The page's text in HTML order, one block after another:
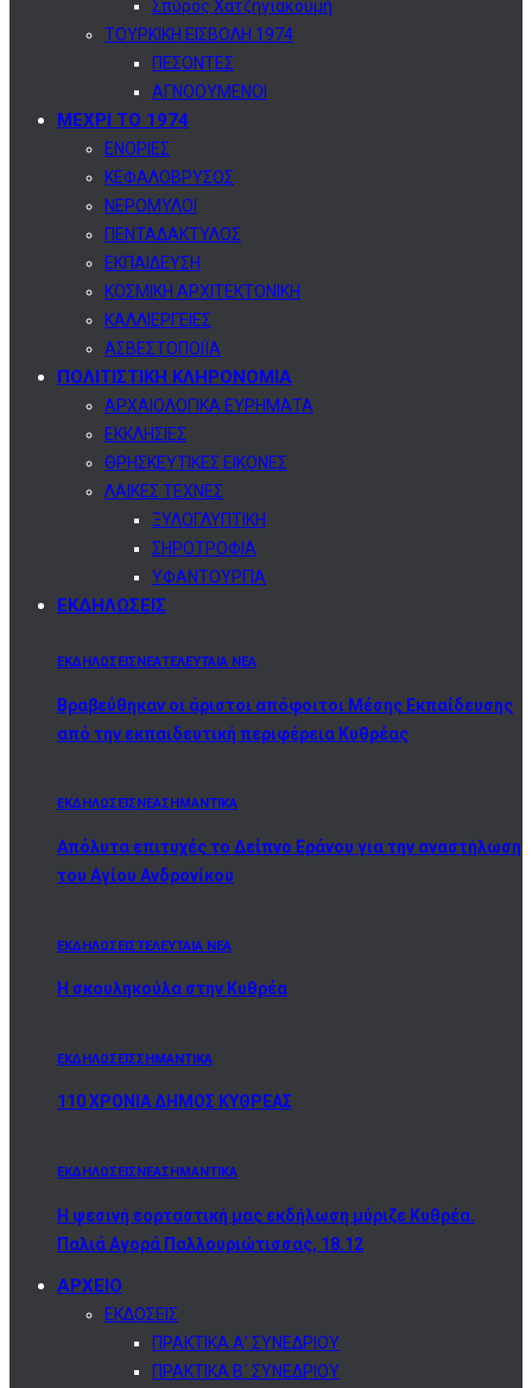
Σπύρος Χατζηγιακουμή
ΤΟΥΡΚΙΚΗ ΕΙΣΒΟΛΗ 1974
ΠΕΣΟΝΤΕΣ
ΑΓΝΟΟΥΜΕΝΟΙ
ΜΕΧΡΙ ΤΟ 1974
ΕΝΟΡΙΕΣ
ΚΕΦΑΛΟΒΡΥΣΟΣ
ΝΕΡΟΜΥΛΟΙ
ΠΕΝΤΑΔΑΚΤΥΛΟΣ
ΕΚΠΑΙΔΕΥΣΗ
ΚΟΣΜΙΚΗ ΑΡΧΙΤΕΚΤΟΝΙΚΗ
ΚΑΛΛΙΕΡΓΕΙΕΣ
ΑΣΒΕΣΤΟΠΟΙΪΑ
ΠΟΛΙΤΙΣΤΙΚΗ ΚΛΗΡΟΝΟΜΙΑ
ΑΡΧΑΙΟΛΟΓΙΚΑ ΕΥΡΗΜΑΤΑ
ΕΚΚΛΗΣΙΕΣ
ΘΡΗΣΚΕΥΤΙΚΕΣ ΕΙΚΟΝΕΣ
ΛΑΙΚΕΣ ΤΕΧΝΕΣ
ΞΥΛΟΓΛΥΠΤΙΚΗ
ΣΗΡΟΤΡΟΦΙΑ
ΥΦΑΝΤΟΥΡΓΙΑ
ΕΚΔΗΛΩΣΕΙΣ
ΕΚΔΗΛΩΣΕΙΣ ΝΕΑΤΕΛΕΥΤΑΙΑ ΝΕΑ
Βραβεύθηκαν οι άριστοι απόφοιτοι Μέσης Εκπαίδευσης
από την εκπαιδευτική περιφέρεια Κυθρέας
ΕΚΔΗΛΩΣΕΙΣ ΝΕΑΣΗΜΑΝΤΙΚΑ
Απόλυτα επιτυχές το Δείπνο Εράνου για την αναστήλωση
του Αγίου Ανδρονίκου
ΕΚΔΗΛΩΣΕΙΣΤΕΛΕΥΤΑΙΑ ΝΕΑ
Η σκουληκούλα στην Κυθρέα
ΕΚΔΗΛΩΣΕΙΣΣΗΜΑΝΤΙΚΑ
110 ΧΡΟΝΙΑ ΔΗΜΟΣ ΚΥΘΡΕΑΣ
ΕΚΔΗΛΩΣΕΙΣ ΝΕΑΣΗΜΑΝΤΙΚΑ
Η ψεσινή εορταστική μας εκδήλωση μύριζε Κυθρέα.
Παλιά Αγορά Παλλουριώτισσας, 18.12
ΑΡΧΕΙΟ
ΕΚΔΟΣΕΙΣ
ΠΡΑΚΤΙΚΑ Α’ ΣΥΝΕΔΡΙΟΥ
ΠΡΑΚΤΙΚΑ Β΄ ΣΥΝΕΔΡΙΟΥ